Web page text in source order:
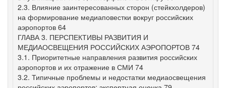
2.3. Влияние заинтересованных сторон (стейкхолдеров)
на формирование медиаповестки вокруг российских
аэропортов 64
ГЛАВА 3. ПЕРСПЕКТИВЫ РАЗВИТИЯ И
МЕДИАОСВЕЩЕНИЯ РОССИЙСКИХ АЭРОПОРТОВ 74
3.1. Приоритетные направления развития российских
аэропортов и их отражение в СМИ 74
3.2. Типичные проблемы и недостатки медиаосвещения